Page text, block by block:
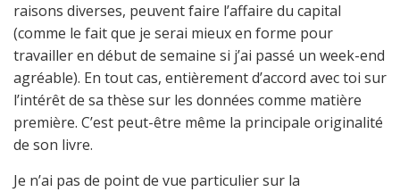
raisons diverses, peuvent faire l’affaire du capital
(comme le fait que je serai mieux en forme pour
travailler en début de semaine si j’ai passé un week-end
agréable). En tout cas, entièrement d’accord avec toi sur
l’intérêt de sa thèse sur les données comme matière
première. C’est peut-être même la principale originalité
de son livre.
Je n’ai pas de point de vue particulier sur la